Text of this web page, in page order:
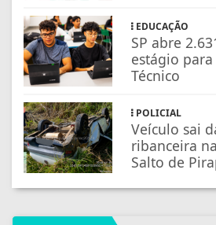
EDUCAÇÃO
SP abre
estágio
Técnico
POLICIAL
Veículo sai
ribanceira
Salto de